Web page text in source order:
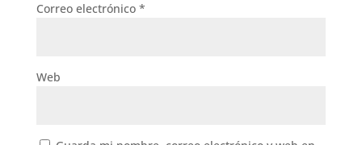
Correo electrónico *
Web